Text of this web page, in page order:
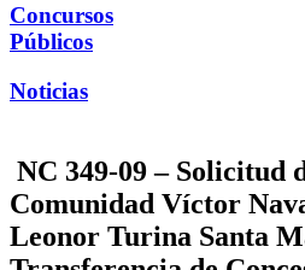
Concursos
Públicos
Noticias
NC 349-09 – Solicitud
Comunidad Víctor
Leonor Turina Santa